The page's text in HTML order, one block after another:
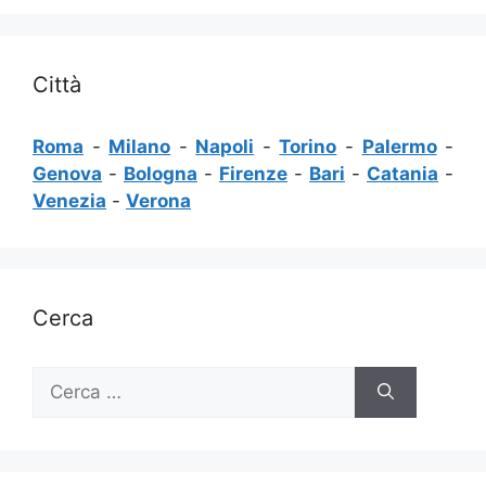
Città
Roma - Milano - Napoli -Torino - Palermo-
Genova - Bologna - Firenze - Bari - Catania -
Venezia - Verona
Cerca
per: